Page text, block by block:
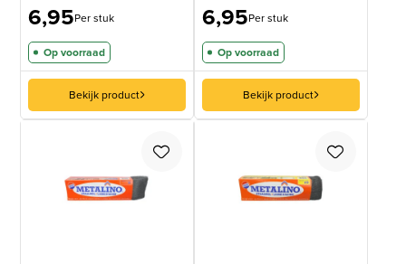
6,95Per stuk
Op voorraad
Bekijk product
6,95Per stuk
Op voorraad
Bekijk product